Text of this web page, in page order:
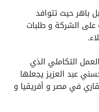
باهر حيث تتوافد
على الشركة و طلبات
التكاملي الذي
عبد العزيز يجعلها
في مصر و أفريقيا و